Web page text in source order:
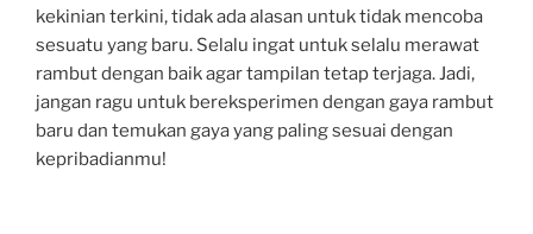
kekinian terkini, tidak ada alasan untuk tidak mencoba
sesuatu yang baru. Selalu ingat untuk selalu merawat
rambut dengan baik agar tampilan tetap terjaga. Jadi,
jangan ragu untuk bereksperimen dengan gaya rambut
baru dan temukan gaya yang paling sesuai dengan
kepribadianmu!